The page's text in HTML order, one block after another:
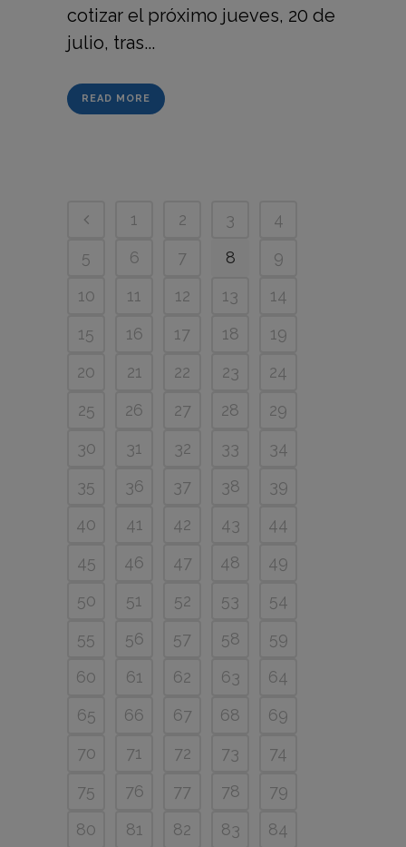
cotizar el próximo jueves, 20 de
julio, tras...
READ MORE
1 2 3
4
5
6 7 8
9
10
11 12 13
14
15
16 17 18
19
20
21 22 23
24
25
26 27 28
29
30
31 32 33
34
35
36 37 38
39
40
41 42 43
44
45
46 47 48
49
50
51 52 53
54
55
56 57 58
59
60
61 62 63
64
65
66 67 68
69
70
71 72 73
74
75
76 77 78
79
80
81 82 83
84